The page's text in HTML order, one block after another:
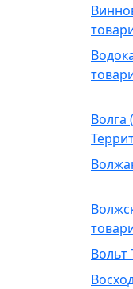
Вольт